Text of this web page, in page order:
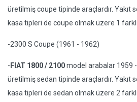
üretilmiş coupe tipinde araçlardır. Yakıt
kasa tipleri de coupe olmak üzere 1
-2300 S Coupe (1961 - 1962)
- FIAT 1800 / 2100model arabalar 1959 -
üretilmiş sedan tipinde araçlardır. Yakıt
kasa tipleri de sedan olmak üzere 2